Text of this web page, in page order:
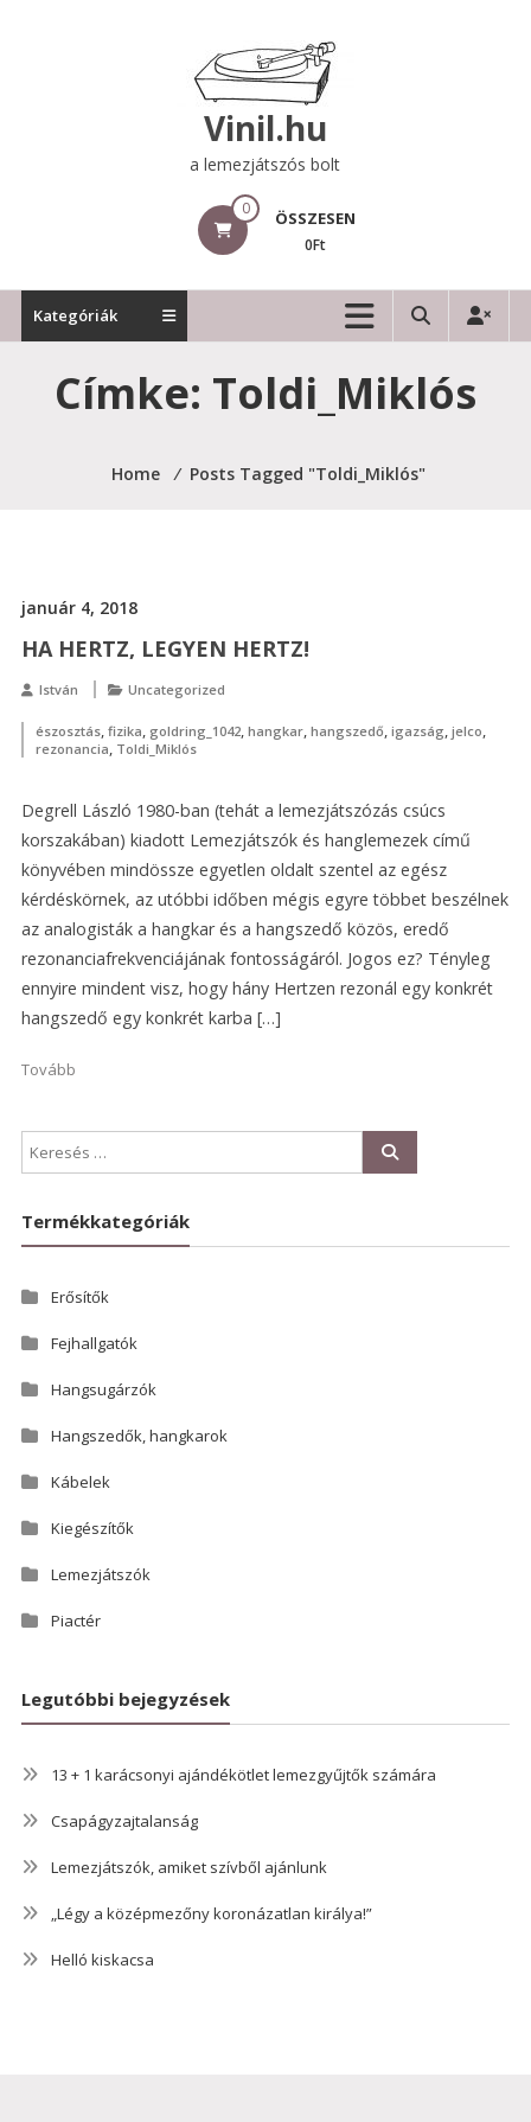
Vinil.hu
a lemezjátszós bolt
0 ÖSSZESEN
0Ft
Kategóriák
Címke: Toldi_Miklós
Home ⁄ Posts Tagged "Toldi_Miklós"
január 4, 2018
HA HERTZ, LEGYEN HERTZ!
István Uncategorized
észosztás, fizika, goldring_1042, hangkar, hangszedő, igazság, jelco,
rezonancia, Toldi_Miklós
Degrell László 1980-ban (tehát a lemezjátszózás csúcs
korszakában) kiadott Lemezjátszók és hanglemezek című
könyvében mindössze egyetlen oldalt szentel az egész
kérdéskörnek, az utóbbi időben mégis egyre többet beszélnek
az analogisták a hangkar és a hangszedő közös, eredő
rezonanciafrekvenciájának fontosságáról. Jogos ez? Tényleg
ennyire mindent visz, hogy hány Hertzen rezonál egy konkrét
hangszedő egy konkrét karba […]
Tovább
Termékkategóriák
Erősítők
Fejhallgatók
Hangsugárzók
Hangszedők, hangkarok
Kábelek
Kiegészítők
Lemezjátszók
Piactér
Legutóbbi bejegyzések
13 + 1 karácsonyi ajándékötlet lemezgyűjtők számára
Csapágyzajtalanság
Lemezjátszók, amiket szívből ajánlunk
„Légy a középmezőny koronázatlan királya!”
Helló kiskacsa